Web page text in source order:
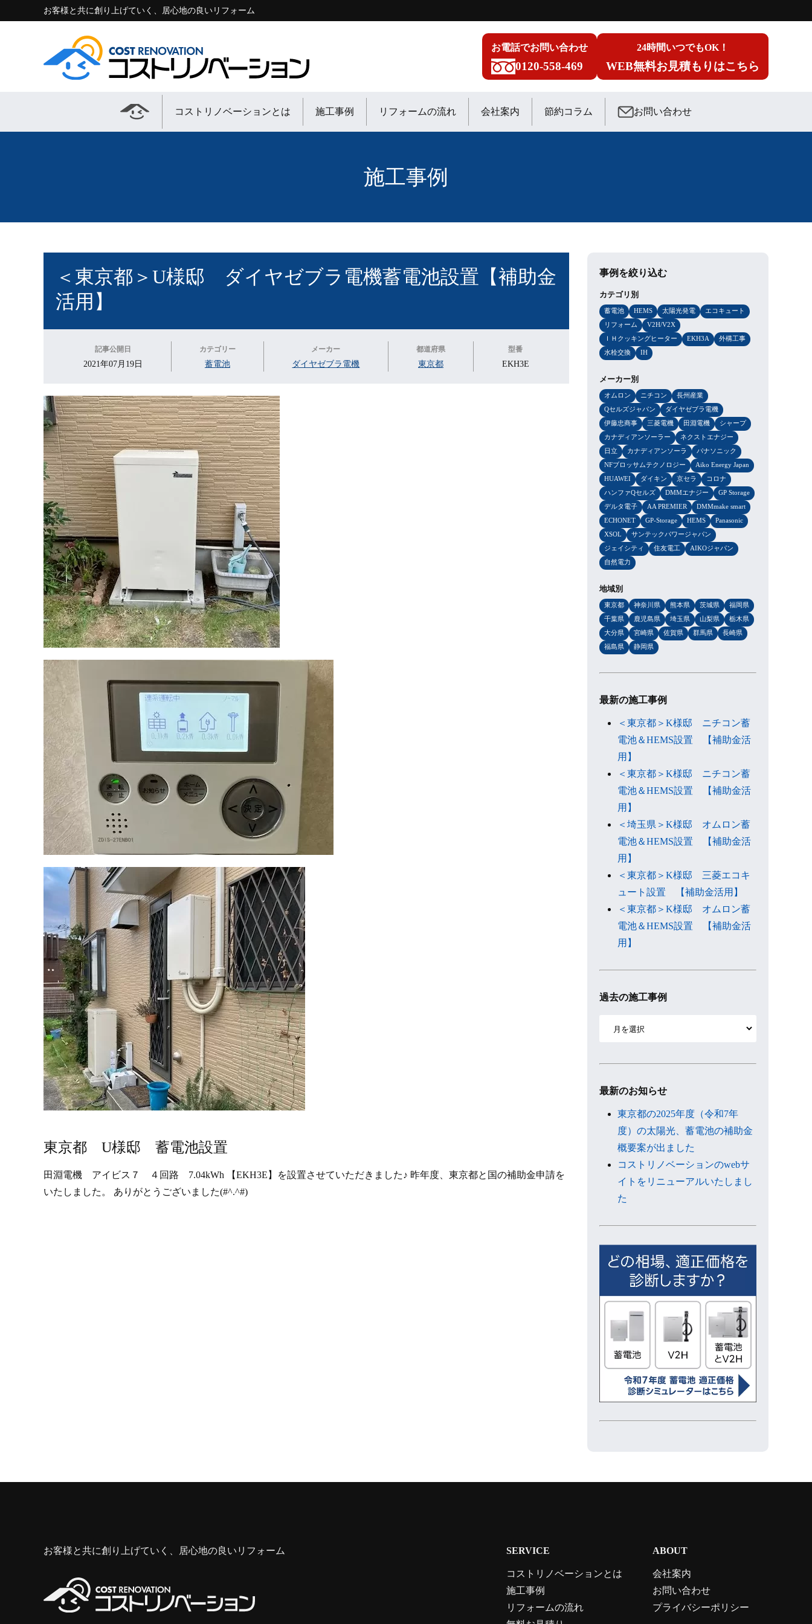
お客様と共に創り上げていく、居心地の良いリフォーム
お電話でお問い合わせ
0120-558-469
24時間いつでもOK！
WEB無料お見積もりはこちら
コストリノベーションとは 施工事例 リフォームの流れ 会社案内 節約コラム お問い合わせ
施工事例
＜東京都＞U様邸 ダイヤゼブラ電機蓄電池設置【補助金
活用】
記事公開日
2021年07月19日
カテゴリー
蓄電池
メーカー
ダイヤゼブラ電機
都道府県
東京都
型番
EKH3E
東京都 U様邸 蓄電池設置
田淵電機 アイビス７ ４回路 7.04kWh 【EKH3E】を設置させていただきました♪ 昨年度、東京都と国の補助金申請を
いたしました。 ありがとうございました(#^.^#)
事例を絞り込む
カテゴリ別
蓄電池 HEMS 太陽光発電
エコキュート
リフォーム
V2H/V2X
ＩＨクッキングヒーター
EKH3A
外構工事
水栓交換
IH
メーカー別
オムロン ニチコン
長州産業
Qセルズジャパン
ダイヤゼブラ電機
伊藤忠商事
三菱電機 田淵電機
シャープ
カナディアンソーラー
ネクストエナジー
日立
カナディアンソーラ
パナソニック
NFブロッサムテクノロジー
Aiko Energy Japan
HUAWEI
ダイキン 京セラ
コロナ
ハンファQセルズ
DMMエナジー
GP Storage
デルタ電子
AA PREMIER
DMMmake smart
ECHONET
GP-Storage HEMS
Panasonic
XSOL
サンテックパワージャパン
ジェイシティ
住友電工
AIKOジャパン
自然電力
地域別
東京都 神奈川県 熊本県 茨城県
福岡県
千葉県
鹿児島県 埼玉県 山梨県
栃木県
大分県
宮崎県 佐賀県 群馬県
長崎県
福島県
静岡県
最新の施工事例
＜東京都＞K様邸 ニチコン蓄
電池＆HEMS設置 【補助金活
用】
＜東京都＞K様邸 ニチコン蓄
電池＆HEMS設置 【補助金活
用】
＜埼玉県＞K様邸 オムロン蓄
電池＆HEMS設置 【補助金活
用】
＜東京都＞K様邸 三菱エコキ
ュート設置 【補助金活用】
＜東京都＞K様邸 オムロン蓄
電池＆HEMS設置 【補助金活
用】
過去の施工事例
ブ
最新のお知らせ
東京都の2025年度（令和7年
度）の太陽光、蓄電池の補助金
概要案が出ました
コストリノベーションのwebサ
イトをリニューアルいたしまし
た
お客様と共に創り上げていく、居心地の良いリフォーム SERVICE
コストリノベーションとは
施工事例
リフォームの流れ
ABOUT
会社案内
お問い合わせ
プライバシーポリシー